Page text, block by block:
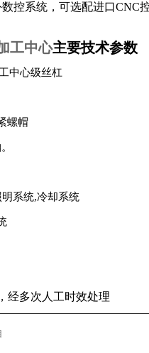
控系统，可选配进口CNC
工中心主要技术参数
中心级丝杠
螺帽
主轴。
防护外罩
统,,照明系统,冷却系
动吹气系统
经多次人工时效处理